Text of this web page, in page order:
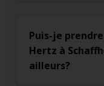
Puis-je
Hertz à
ailleurs?